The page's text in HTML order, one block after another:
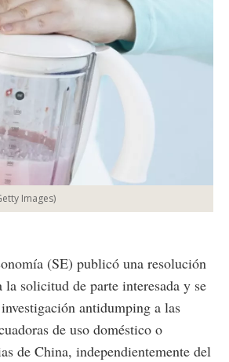
Images)
(SE) publicó una resolución
la solicitud de parte interesada y se
antidumping a las
de uso doméstico o
de China, independientemente del